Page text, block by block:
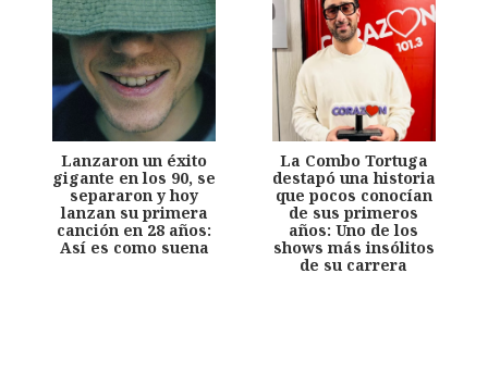
Lanzaron un éxito
gigante en los 90, se
separaron y hoy
lanzan su primera
canción en 28 años:
Así es como suena
La Combo Tortuga
destapó una historia
que pocos conocían
de sus primeros
años: Uno de los
shows más insólitos
de su carrera